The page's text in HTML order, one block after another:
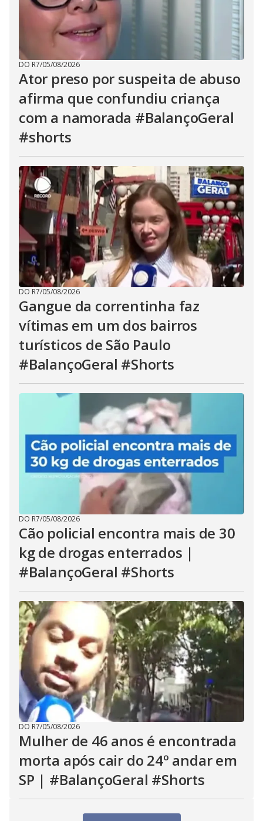
DO R7/05/08/2026
Ator preso por suspeita de abuso
afirma que confundiu criança
com a namorada #BalançoGeral
#shorts
DO R7/05/08/2026
Gangue da correntinha faz
vítimas em um dos bairros
turísticos de São Paulo
#BalançoGeral #Shorts
DO R7/05/08/2026
Cão policial encontra mais de 30
kg de drogas enterrados |
#BalançoGeral #Shorts
DO R7/05/08/2026
Mulher de 46 anos é encontrada
morta após cair do 24º andar em
SP | #BalançoGeral #Shorts